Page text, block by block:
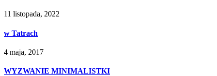
11 listopada, 2022
w Tatrach
4 maja, 2017
WYZWANIE MINIMALISTKI